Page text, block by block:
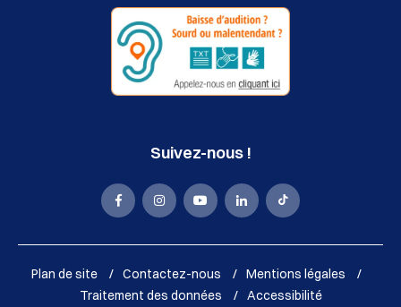
Suivez-nous !
La
Sassenage
La
Sassenage
La
Sassenage
La
Sassenage
La
Sassenage
Plan de site Contactez-nous
Mentions légales
Traitement des données
Accessibilité